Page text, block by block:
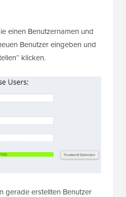
einen Benutzernamen und
Benutzer eingeben und
klicken.
gerade erstellten Benutzer